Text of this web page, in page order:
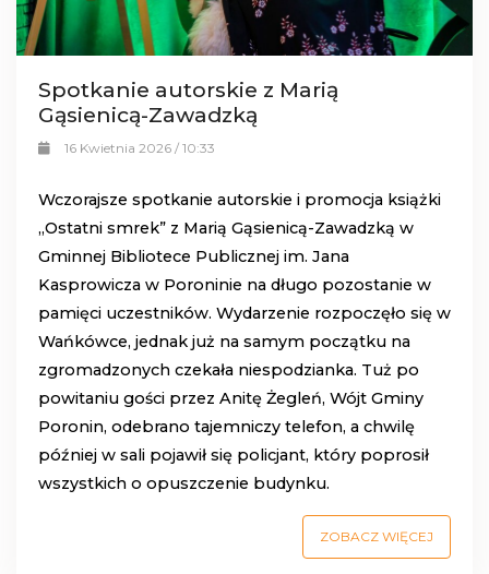
Spotkanie autorskie z Marią
Gąsienicą-Zawadzką
16 Kwietnia 2026 / 10:33
Wczorajsze spotkanie autorskie i promocja książki
„Ostatni smrek” z Marią Gąsienicą-Zawadzką w
Gminnej Bibliotece Publicznej im. Jana
Kasprowicza w Poroninie na długo pozostanie w
pamięci uczestników. Wydarzenie rozpoczęło się w
Wańkówce, jednak już na samym początku na
zgromadzonych czekała niespodzianka. Tuż po
powitaniu gości przez Anitę Żegleń, Wójt Gminy
Poronin, odebrano tajemniczy telefon, a chwilę
później w sali pojawił się policjant, który poprosił
wszystkich o opuszczenie budynku.
ZOBACZ WIĘCEJ